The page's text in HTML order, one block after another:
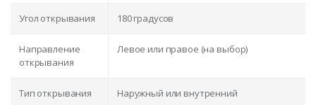
Угол открывания 180 градусов
Направление
открывания
Левое или правое (на выбор)
Тип открывания Наружный или внутренний